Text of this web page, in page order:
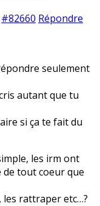
#82660 Répondre
seulement
autant que tu
si ça te fait du
les irm ont
de tout coeur que
rattraper etc…?